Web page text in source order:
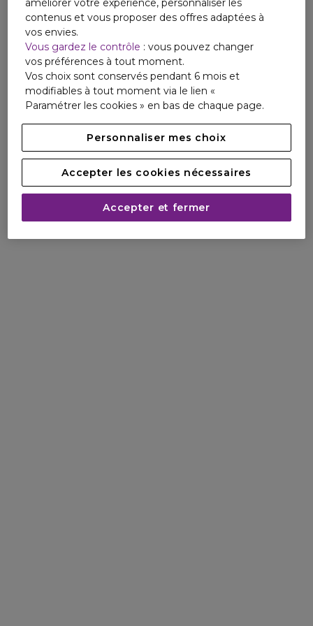
améliorer votre expérience, personnaliser les
contenus et vous proposer des offres adaptées à
vos envies.
Vous gardez le contrôle : vous pouvez changer
vos préférences à tout moment.
Vos choix sont conservés pendant 6 mois et
modifiables à tout moment via le lien «
Paramétrer les cookies » en bas de chaque page.
Personnaliser mes choix
Accepter les cookies nécessaires
Accepter et fermer